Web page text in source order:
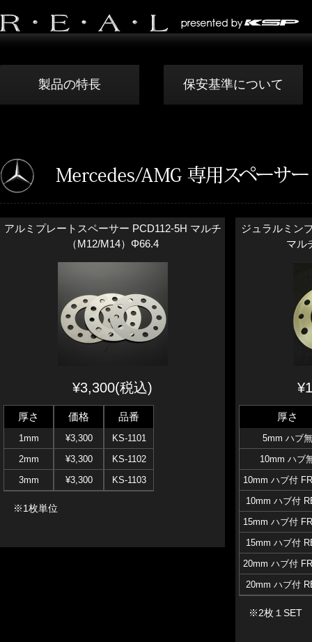
製品の特長 保安基準について
アルミプレートスペーサー PCD112-5H マルチ
（M12/M14）Φ66.4
¥3,300(税込)
厚さ
1mm
2mm
3mm
価格
¥3,300
¥3,300
¥3,300
品番
KS-1101
KS-1102
KS-1103
※1枚単位
ジュラルミン
マル
厚さ
5mm ハブ無
10mm ハブ
10mm ハブ付
10mm ハブ付
15mm ハブ付
15mm ハブ付
20mm ハブ付
20mm ハブ付
※2枚１SET